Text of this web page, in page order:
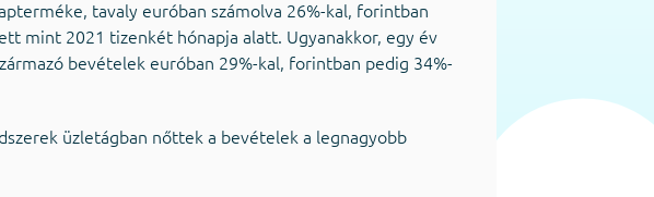
tavaly euróban számolva 26%-kal, forintban
mint 2021 tizenkét hónapja alatt. Ugyanakkor, egy év
bevételek euróban 29%-kal, forintban pedig 34%-
üzletágban nőttek a bevételek a legnagyobb